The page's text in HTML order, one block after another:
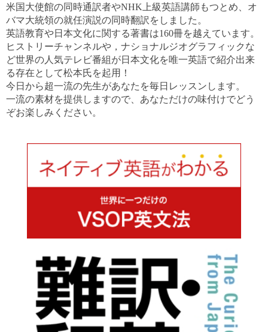
米国大使館の同時通訳者やNHK上級英語講師もつとめ、オ
バマ大統領の就任演説の同時翻訳をしました。
英語教育や日本文化に関する著書は160冊を越えています。
ヒストリーチャンネルや，ナショナルジオグラフィックな
ど世界の人気テレビ番組が日本文化を唯一英語で紹介出来
る存在として松本氏を起用！
今日から超一流の先生があなたを毎日レッスンします。
一流の素材を提供しますので、あなただけの味付けでどう
ぞお楽しみください。